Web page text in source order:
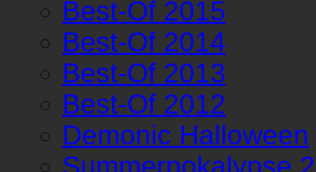
Best-Of 2015
Best-Of 2014
Best-Of 2013
Best-Of 2012
Demonic Halloween